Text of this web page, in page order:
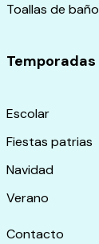
Toallas de baño
Temporadas
Escolar
Fiestas patrias
Navidad
Verano
Contacto